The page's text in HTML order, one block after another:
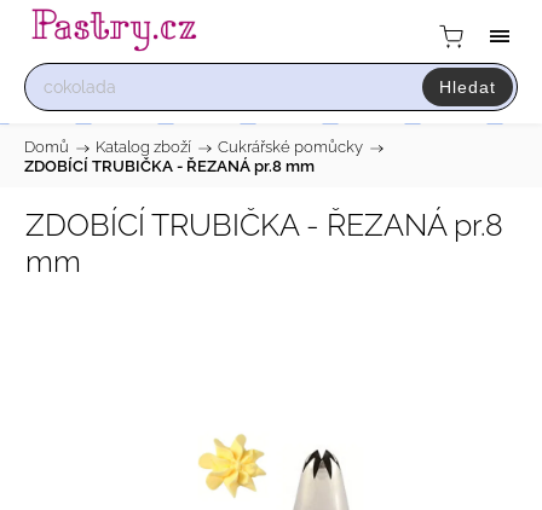
Hledat
Domů / Katalog zboží / Cukrářské pomůcky /
ZDOBÍCÍ TRUBIČKA - ŘEZANÁ pr.8 mm
ZDOBÍCÍ TRUBIČKA - ŘEZANÁ pr.8
mm